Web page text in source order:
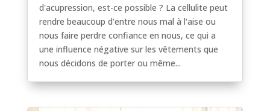
d'acupression, est-ce possible ? La cellulite peut
rendre beaucoup d'entre nous mal à l'aise ou
nous faire perdre confiance en nous, ce qui a
une influence négative sur les vêtements que
nous décidons de porter ou même...